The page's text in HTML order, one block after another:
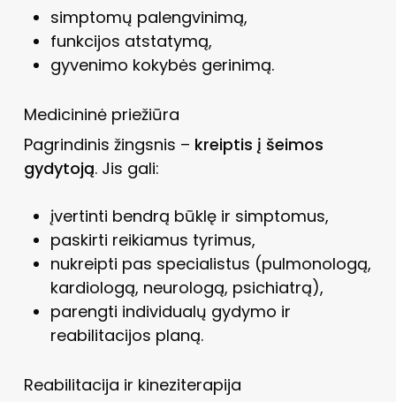
simptomų palengvinimą,
funkcijos atstatymą,
gyvenimo kokybės gerinimą.
Medicininė priežiūra
Pagrindinis žingsnis – kreiptis į šeimos
gydytoją. Jis gali:
įvertinti bendrą būklę ir simptomus,
paskirti reikiamus tyrimus,
nukreipti pas specialistus (pulmonologą,
kardiologą, neurologą, psichiatrą),
parengti individualų gydymo ir
reabilitacijos planą.
Reabilitacija ir kineziterapija